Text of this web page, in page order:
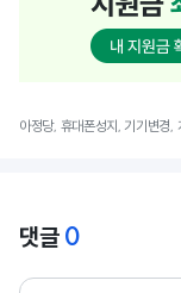
아정당, 휴대폰성지, 기기변경
댓글 0